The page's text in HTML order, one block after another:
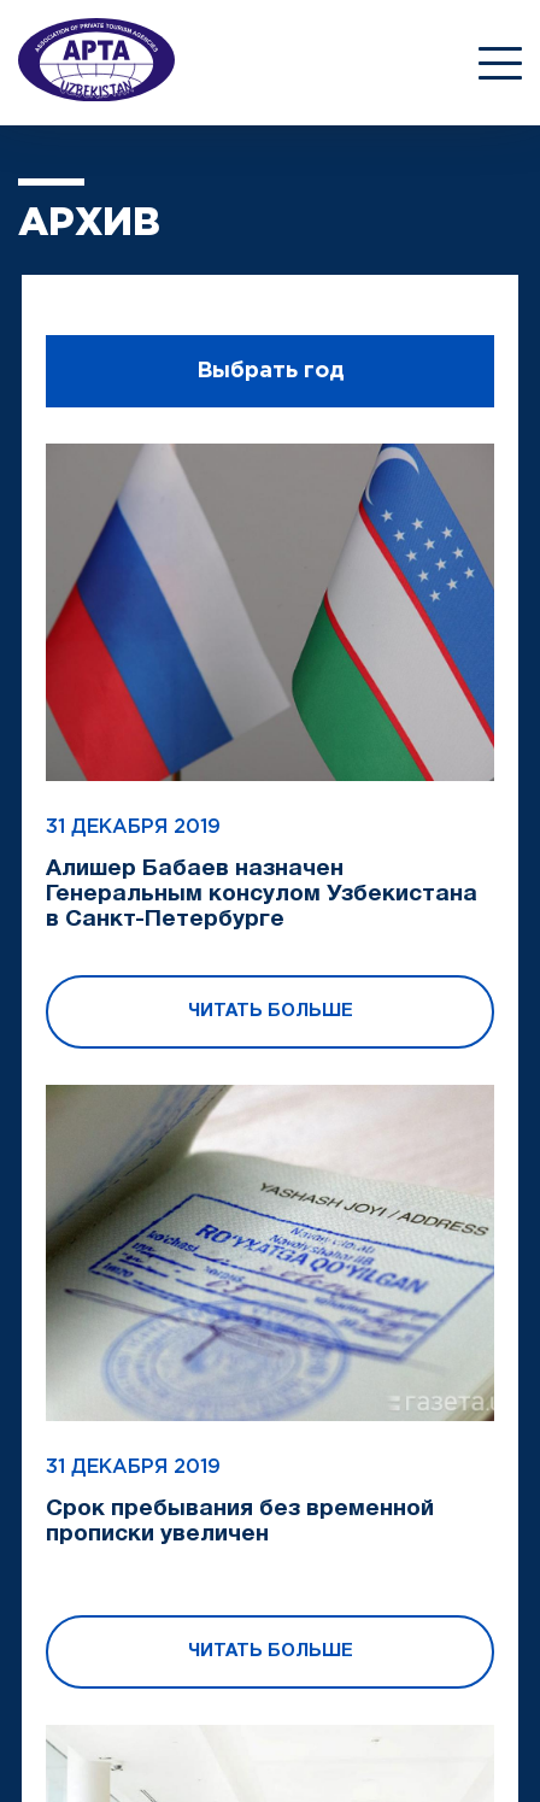
АРХИВ
31 ДЕКАБРЯ 2019
Алишер Бабаев назначен
Генеральным консулом Узбекистана
в Санкт-Петербурге
ЧИТАТЬ БОЛЬШЕ
31 ДЕКАБРЯ 2019
Срок пребывания без временной
прописки увеличен
ЧИТАТЬ БОЛЬШЕ
Выбрать год